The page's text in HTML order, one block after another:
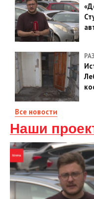
Все новости
Наши